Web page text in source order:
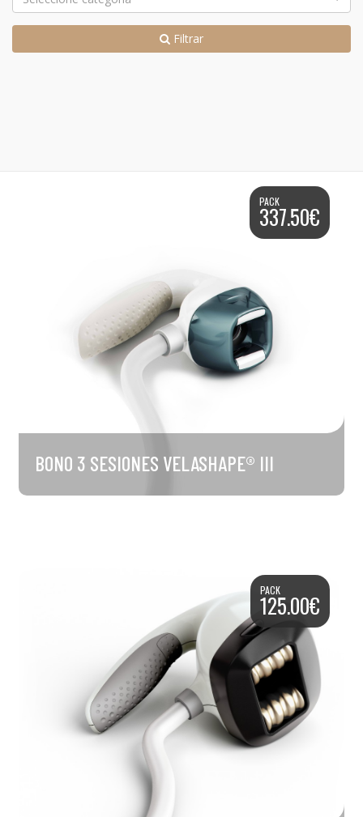
Filtrar
PACK
337.50€
BONO 3 SESIONES VELASHAPE® III
PACK
125.00€